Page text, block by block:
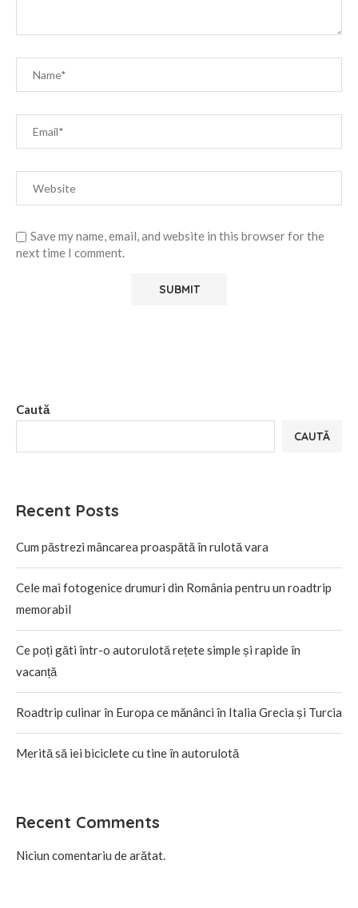
Save my name, email, and website in this browser for the
next time I comment.
Caută
CAUTĂ
Recent Posts
Cum păstrezi mâncarea proaspătă în rulotă vara
Cele mai fotogenice drumuri din România pentru un roadtrip
memorabil
Ce poți găti într-o autorulotă rețete simple și rapide în
vacanță
Roadtrip culinar în Europa ce mănânci în Italia Grecia și Turcia
Merită să iei biciclete cu tine în autorulotă
Recent Comments
Niciun comentariu de arătat.